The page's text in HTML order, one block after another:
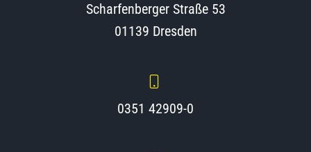
Scharfenberger Straße 53
01139 Dresden
0351 42909-0